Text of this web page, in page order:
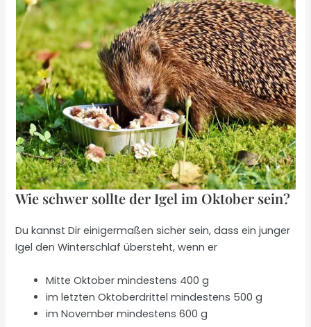
Wie schwer sollte der Igel im Oktober sein?
Du kannst Dir einigermaßen sicher sein, dass ein junger
Igel den Winterschlaf übersteht, wenn er
Mitte Oktober mindestens 400 g
im letzten Oktoberdrittel mindestens 500 g
im November mindestens 600 g